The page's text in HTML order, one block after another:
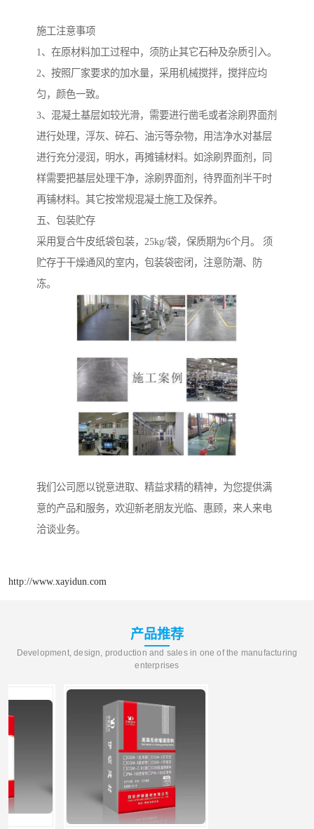
施工注意事项
1、在原材料加工过程中，须防止其它石种及杂质引入。
2、按照厂家要求的加水量，采用机械搅拌，搅拌应均
匀，颜色一致。
3、混凝土基层如较光滑，需要进行凿毛或者涂刷界面剂
进行处理，浮灰、碎石、油污等杂物，用洁净水对基层
进行充分浸润，明水，再摊铺材料。如涂刷界面剂，同
样需要把基层处理干净，涂刷界面剂，待界面剂半干时
再铺材料。其它按常规混凝土施工及保养。
五、包装贮存
采用复合牛皮纸袋包装，25kg/袋，保质期为6个月。 须
贮存于干燥通风的室内，包装袋密闭，注意防潮、防
冻。
我们公司愿以锐意进取、精益求精的精神，为您提供满
意的产品和服务，欢迎新老朋友光临、惠顾，来人来电
洽谈业务。
http://www.xayidun.com
产品推荐
Development, design, production and sales in one of the manufacturing
enterprises